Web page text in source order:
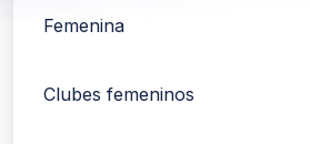
Femenina
Clubes femeninos